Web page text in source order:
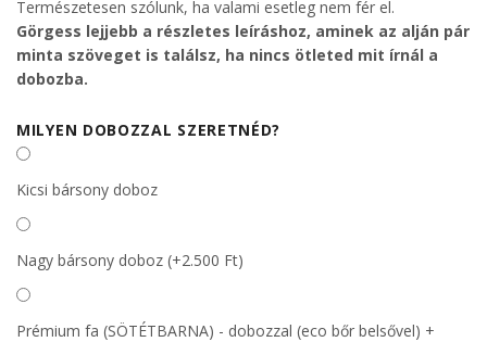
Természetesen szólunk, ha valami esetleg nem fér el.
Görgess lejjebb a részletes leíráshoz, aminek az alján pár
minta szöveget is találsz, ha nincs ötleted mit írnál a
dobozba.
MILYEN DOBOZZAL SZERETNÉD?
Kicsi bársony doboz
Nagy bársony doboz (+2.500 Ft)
Prémium fa (SÖTÉTBARNA) - dobozzal (eco bőr belsővel) +